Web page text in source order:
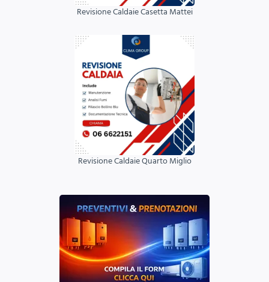
Revisione Caldaie Casetta Mattei
Revisione Caldaie Quarto Miglio